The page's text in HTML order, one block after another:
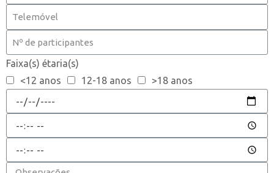
Faixa(s) étaria(s)
<12 anos
12-18 anos >18 anos